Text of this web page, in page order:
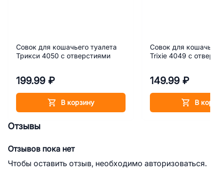
Совок для кошачьего туалета
Трикси 4050 с отверстиями
199.99 ₽
В корзину
Совок для
Trixie 4049 с
149.99 ₽
В
Отзывы
Отзывов пока нет
Чтобы оставить отзыв, необходимо авторизоваться.